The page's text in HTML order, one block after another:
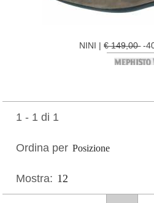
NINI |€ 149,00-
1 - 1 di 1
Ordina per
Mostra: